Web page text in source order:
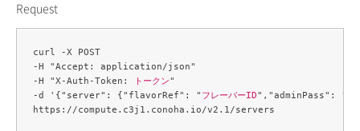
Request
curl -X POST
-H "Accept: application/json"
-H "X-Auth-Token:
トークン"
-d '{"server": {"flavorRef": " フレーバーID","adminPass": "